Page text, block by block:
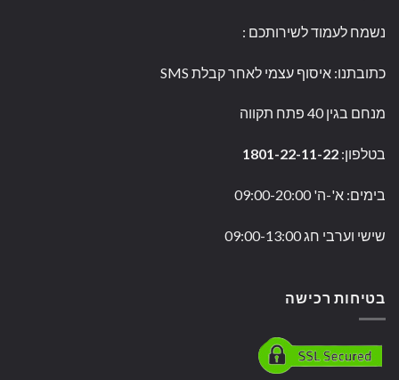
נשמח לעמוד לשירותכם :
כתובתנו: איסוף עצמי לאחר קבלת SMS
מנחם בגין 40 פתח תקווה
בטלפון: 1801-22-11-22
בימים: א'-ה' 09:00-20:00
שישי וערבי חג 09:00-13:00
בטיחות רכישה